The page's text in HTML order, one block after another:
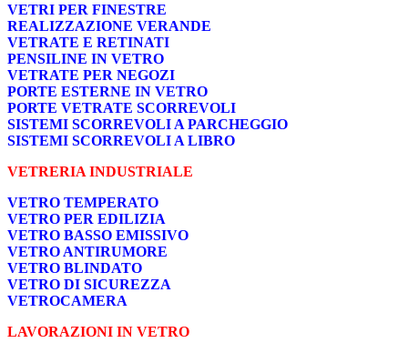
VETRI PER FINESTRE
REALIZZAZIONE VERANDE
VETRATE E RETINATI
PENSILINE IN VETRO
VETRATE PER NEGOZI
PORTE ESTERNE IN VETRO
PORTE VETRATE SCORREVOLI
SISTEMI SCORREVOLI A PARCHEGGIO
SISTEMI SCORREVOLI A LIBRO
VETRERIA INDUSTRIALE
VETRO TEMPERATO
VETRO PER EDILIZIA
VETRO BASSO EMISSIVO
VETRO ANTIRUMORE
VETRO BLINDATO
VETRO DI SICUREZZA
VETROCAMERA
LAVORAZIONI IN VETRO